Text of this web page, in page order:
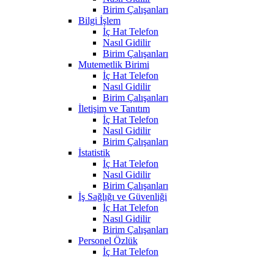
Birim Çalışanları
Bilgi İşlem
İç Hat Telefon
Nasıl Gidilir
Birim Çalışanları
Mutemetlik Birimi
İç Hat Telefon
Nasıl Gidilir
Birim Çalışanları
İletişim ve Tanıtım
İç Hat Telefon
Nasıl Gidilir
Birim Çalışanları
İstatistik
İç Hat Telefon
Nasıl Gidilir
Birim Çalışanları
İş Sağlığı ve Güvenliği
İç Hat Telefon
Nasıl Gidilir
Birim Çalışanları
Personel Özlük
İç Hat Telefon